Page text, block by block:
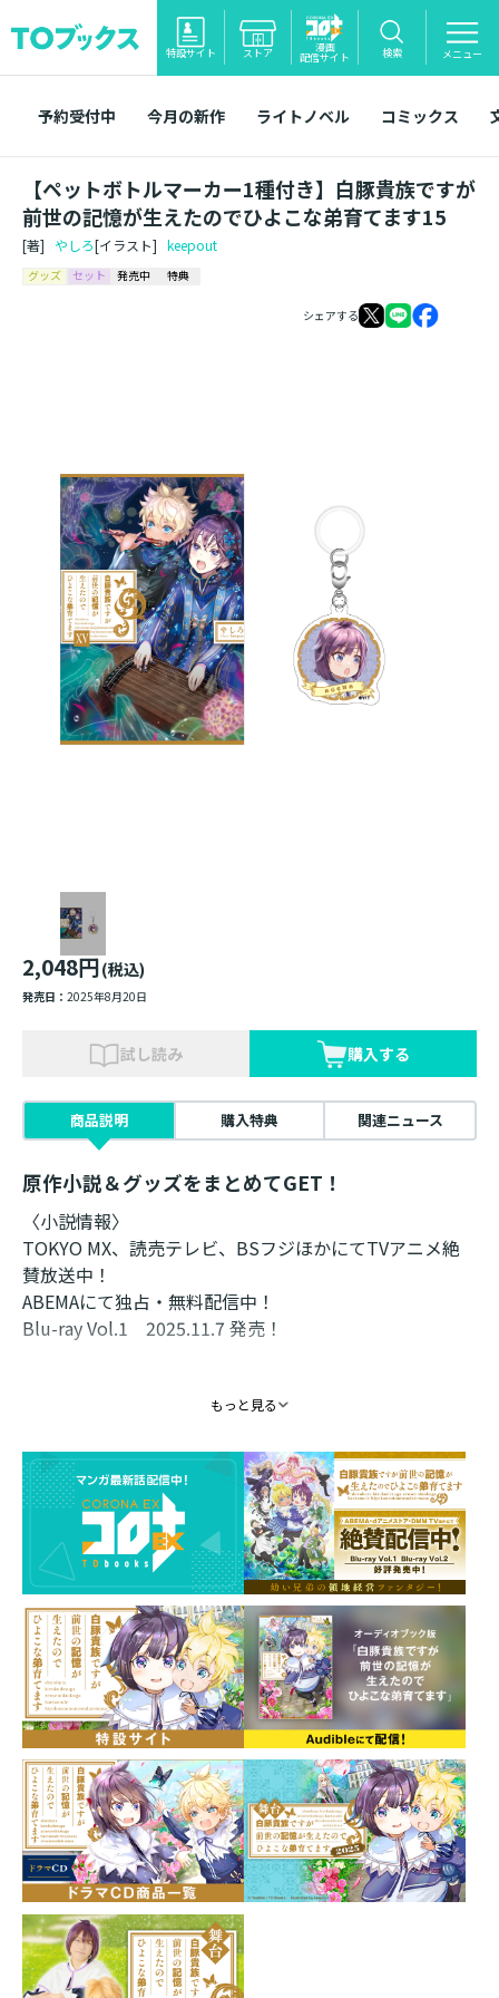
特設サイト ストア 漫画
配信サイト 検索 メニュー
予約受付中 今月の新作 ライトノベル コミックス
【ペットボトルマーカー1種付き】白豚貴族ですが
前世の記憶が生えたのでひよこな弟育てます15
[著] やしろ[イラスト] keepout
グッズ セット 発売中 特典
シェアする
2,048円(税込)
発売日： 2025年8月20日
試し読み 購入する
商品説明 購入特典 関連ニュース
原作小説＆グッズをまとめてGET！
〈小説情報〉
TOKYO MX、読売テレビ、BSフジほかにてTVアニメ絶
賛放送中！
ABEMAにて独占・無料配信中！
Blu-ray Vol.1 2025.11.7 発売！
読売テレビ：毎週月曜日 26:29～
AT-X：毎週金曜日 21:00～
【リピート放送】毎週火曜日 9:00～／毎週木曜日 15:00
～
※放送日時は予告なく変更となる場合がございます。
シリーズ累計70万部突破！ （電子書籍を含む）
「この歌【ルビ：ねがい】よ、届けーー」
幼い兄弟の領地経営ファンタジー第15巻！
春の宴を前に、菊乃井侯爵・鳳蝶【ルビ：あげは】のも
とへ「帝国でも流行する病が北アマルナにも広がってい
る」という知らせが届く。友人・ネフェルティティの身
を案じながらも、弟・レグルスと六柱の神様への感謝を
捧げるイベントに臨むことに。なんでも市【ルビ：マル
シェ】、菊乃井の冒険者頂上を決める武闘会、帝都の歌
姫マリアと菊乃井歌劇団の特別公演、皇帝一家のお忍び
訪問……一つ一つ領主としての役目を果たし、いよいよ
フィナーレ！ ネフェルティティの国への支援も込め
て、鳳蝶たちの演奏が始まるーー！ 「この歌【ルビ：
もっと見る